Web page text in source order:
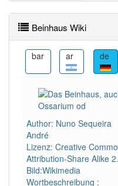
PowerIndex:13
Häufigkeit: 4 von 10
Wörter mit Endung -
Wörter mit Endung -
anderen Artikeldas: 0
86% unserer
Beinhaus Wiki
bar ar de
Author: Nuno Sequeira
André
Lizenz: Creative
Attribution-Share Alike
Bild:Wikimedia
Wortbeschreibung :